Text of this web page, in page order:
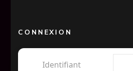
CONNEXION
Identifiant